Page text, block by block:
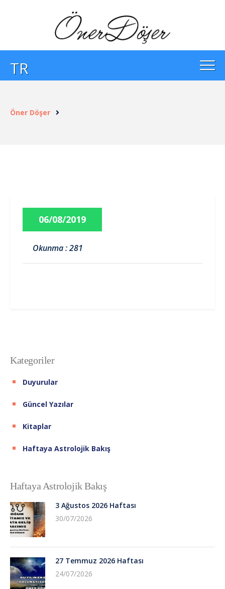
TR
Öner Döşer
06/08/2019
Okunma : 281
Kategoriler
Duyurular
Güncel Yazılar
Kitaplar
Haftaya Astrolojik Bakış
Haftaya Astrolojik Bakış
3 Ağustos 2026 Haftası
30/07/2026
27 Temmuz 2026 Haftası
24/07/2026